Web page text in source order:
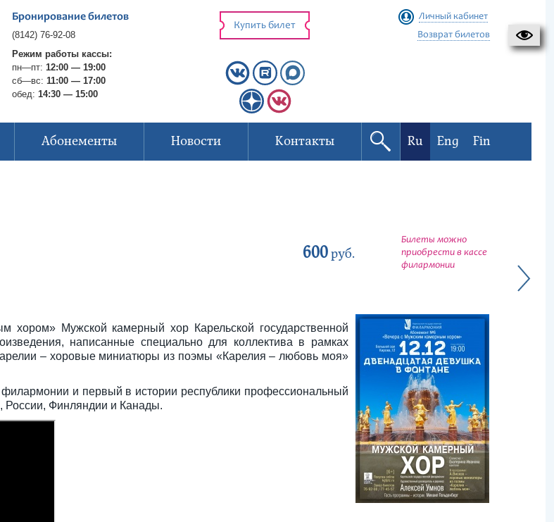
Бронирование билетов
(8142) 76-92-08
Режим работы кассы:
пн—пт: 12:00 — 19:00
сб—вс: 11:00 — 17:00
обед: 14:30 — 15:00
Купить билет
Личный кабинет
Возврат билетов
Абонементы Новости Контакты Ru Eng Fin
600руб.
Билеты можно
приобрести в кассе
филармонии
Мужской камерный хор Карельской государственной
написанные специально для коллектива в рамках
– хоровые миниатюры из поэмы «Карелия – любовь моя»
и первый в истории республики профессиональный
России, Финляндии и Канады.